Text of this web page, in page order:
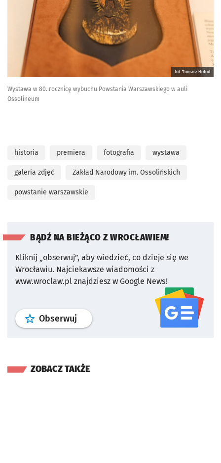
fot. Tomasz Hołod
Wystawa w 80. rocznicę wybuchu Powstania Warszawskiego w auli
Ossolineum
historia premiera fotografia wystawa
galeria zdjęć Zakład Narodowy im. Ossolińskich
powstanie warszawskie
BĄDŹ NA BIEŻĄCO Z WROCŁAWIEM!
Kliknij „obserwuj”, aby wiedzieć, co dzieje się we
Wrocławiu. Najciekawsze wiadomości z
www.wroclaw.pl znajdziesz w Google News!
Obserwuj profil serwisu
ZOBACZ TAKŻE